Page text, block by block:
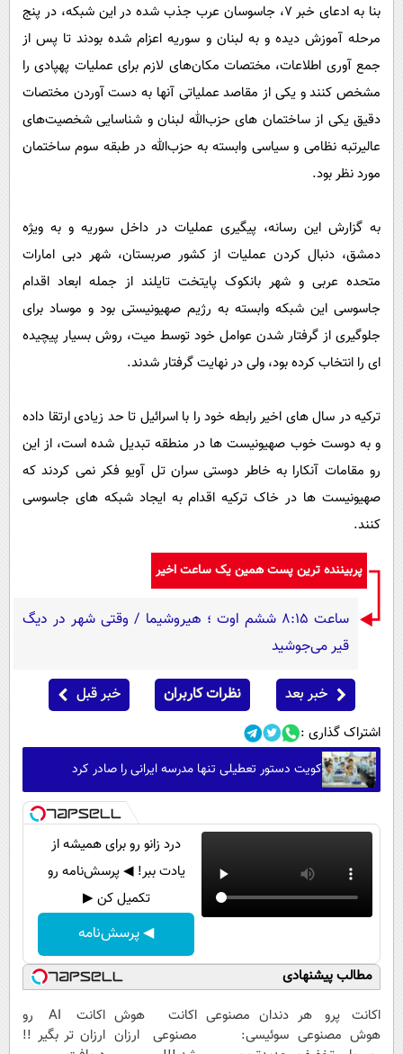
بنا به ادعای خبر ۷، جاسوسان عرب جذب شده در این شبکه، در پنج
مرحله آموزش دیده و به لبنان و سوریه اعزام شده بودند تا پس از
جمع آوری اطلاعات، مختصات مکان‌های لازم برای عملیات پهپادی را
مشخص کنند و یکی از مقاصد عملیاتی آنها به دست آوردن مختصات
دقیق یکی از ساختمان های حزب‌الله لبنان و شناسایی شخصیت‌های
عالیرتبه نظامی و سیاسی وابسته به حزب‌الله در طبقه سوم ساختمان
مورد نظر بود.
به گزارش این رسانه، پیگیری عملیات در داخل سوریه و به ویژه
دمشق، دنبال کردن عملیات از کشور صربستان، شهر دبی امارات
متحده عربی و شهر بانکوک پایتخت تایلند از جمله ابعاد اقدام
جاسوسی این شبکه وابسته به رژیم صهیونیستی بود و موساد برای
جلوگیری از گرفتار شدن عوامل خود توسط میت، روش بسیار پیچیده
ای را انتخاب کرده بود، ولی در نهایت گرفتار شدند.
ترکیه در سال های اخیر رابطه خود را با اسرائیل تا حد زیادی ارتقا داده
و به دوست خوب صهیونیست ها در منطقه تبدیل شده است، از این
رو مقامات آنکارا به خاطر دوستی سران تل آویو فکر نمی کردند که
صهیونیست ها در خاک ترکیه اقدام به ایجاد شبکه های جاسوسی
کنند.
پربیننده ترین پست همین یک ساعت اخیر
ساعت ۸:۱۵ ششم اوت ؛ هیروشیما / وقتی شهر در دیگ
قیر می‌جوشید
خبر بعد نظرات کاربران خبر قبل
اشتراک گذاری :
کویت دستور تعطیلی تنها مدرسه ایرانی را صادر کرد
درد زانو رو برای همیشه از
یادت ببر! ◀ پرسش‌نامه رو
تکمیل کن ▶
◀ پرسش‌نامه
مطالب پیشنهادی
اکانت پرو هر
هوش مصنوعی
دندان مصنوعی
سوئیسی:
اکانت هوش
مصنوعی ارزان
اکانت AI رو
ارزان تر بگیر !!